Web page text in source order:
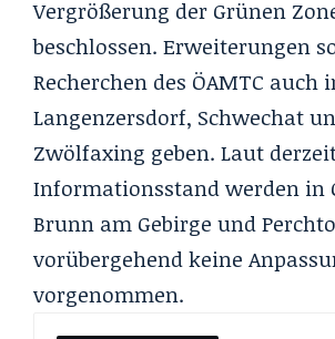
Vergrößerung der Grünen
beschlossen. Erweiterungen
Recherchen des ÖAMTC auch
Langenzersdorf, Schwechat
Zwölfaxing geben. Laut
Informationsstand werden in
Brunn am Gebirge und
vorübergehend keine
vorgenommen.